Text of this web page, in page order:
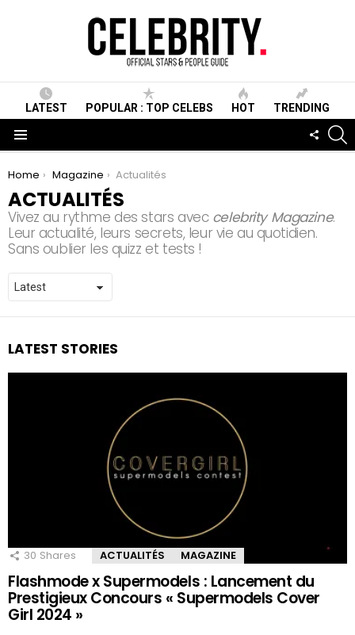
LATEST POPULAR : TOP CELEBS HOT TRENDING
You are here:
Home Magazine Actualités
ACTUALITÉS
Vivez au rythme des stars aveccelebrity Magazine.
Leur actualité, leurs secrets, leur vie au quotidien.
Sans oublier les quizz et tests !
LATEST STORIES
30 Shares ACTUALITÉS MAGAZINE
Flashmode x Supermodels : Lancement du
Prestigieux Concours « Supermodels Cover
Girl 2024 »